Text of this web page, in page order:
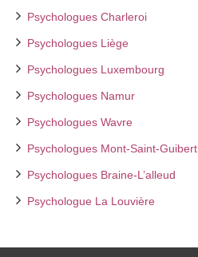
Psychologues Charleroi
Psychologues Liège
Psychologues Luxembourg
Psychologues Namur
Psychologues Wavre
Psychologues Mont-Saint-Guibert
Psychologues Braine-L’alleud
Psychologue La Louvière